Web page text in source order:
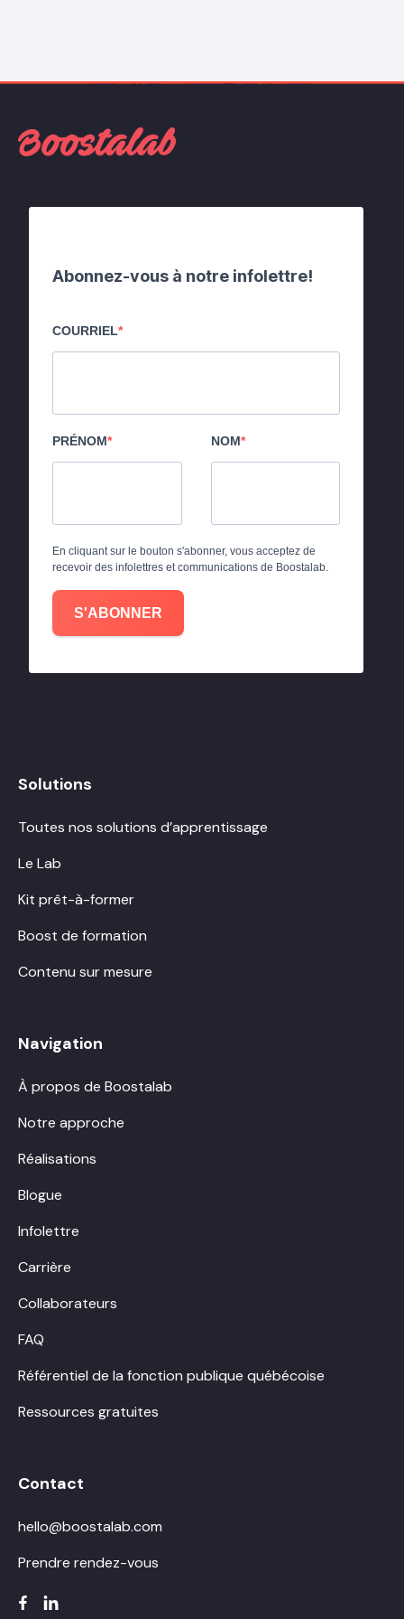
Abonnez-vous à notre infolettre!
COURRIEL
PRÉNOM NOM
En cliquant sur le bouton s'abonner, vous acceptez de
recevoir des infolettres et communications de Boostalab.
S'ABONNER
Solutions
Toutes nos solutions d’apprentissage
Le Lab
Kit prêt-à-former
Boost de formation
Contenu sur mesure
Navigation
À propos de Boostalab
Notre approche
Réalisations
Blogue
Infolettre
Carrière
Collaborateurs
FAQ
Référentiel de la fonction publique québécoise
Ressources gratuites
Contact
hello@boostalab.com
Prendre rendez-vous